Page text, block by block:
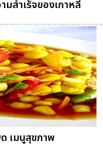
สำเร็จของเกาหลี
เมนูสุขภาพ